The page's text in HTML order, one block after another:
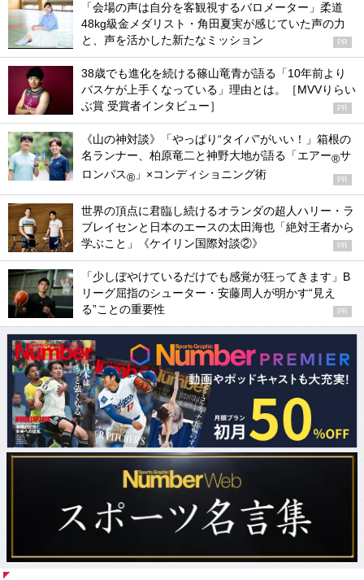
「会場の声は自分を客観視するバロメーター」柔道
48kg級金メダリスト・角田夏実が感じていた声の力
と、声を活かした新たなミッション
PR
38歳でも進化を続ける篠山竜青が語る「10年前より
バスケが上手くなっている」理由とは。［MVVりらい
ぶ賞 受賞者インタビュー］
PR
《山の神対談》「やっぱり“タイパ”がいい！」箱根の
名ランナー、柏原竜二と神野大地が語る「エアー®サ
ロンパス® 」×コンディショニング術 PR
世界の頂点に君臨し続けるオランダの超人ハリー・ラ
ブレイセンと日本のエースの太田海也「絶対王者から
学ぶこと」《ケイリン国際対談②》
PR
「少しぼやけているだけでも感覚が狂ってきます」B
リーグ屈指のシューター・安藤周人が明かす“見え
る”ことの重要性
PR